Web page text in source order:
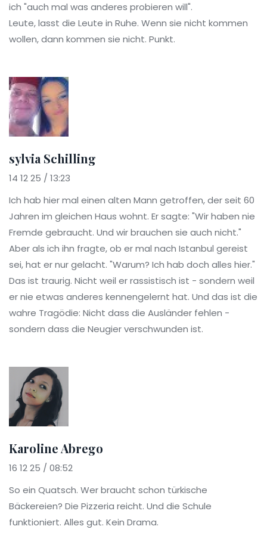
ich "auch mal was anderes probieren will".
Leute, lasst die Leute in Ruhe. Wenn sie nicht kommen
wollen, dann kommen sie nicht. Punkt.
sylvia Schilling
14 12 25 / 13:23
Ich hab hier mal einen alten Mann getroffen, der seit 60
Jahren im gleichen Haus wohnt. Er sagte: "Wir haben nie
Fremde gebraucht. Und wir brauchen sie auch nicht."
Aber als ich ihn fragte, ob er mal nach Istanbul gereist
sei, hat er nur gelacht. "Warum? Ich hab doch alles hier."
Das ist traurig. Nicht weil er rassistisch ist - sondern weil
er nie etwas anderes kennengelernt hat. Und das ist die
wahre Tragödie: Nicht dass die Ausländer fehlen -
sondern dass die Neugier verschwunden ist.
Karoline Abrego
16 12 25 / 08:52
So ein Quatsch. Wer braucht schon türkische
Bäckereien? Die Pizzeria reicht. Und die Schule
funktioniert. Alles gut. Kein Drama.